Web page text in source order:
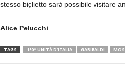
stesso biglietto sarà possibile visitare
Alice Pelucchi
TAGS 150° UNITÀ D'ITALIA GARIBALDI